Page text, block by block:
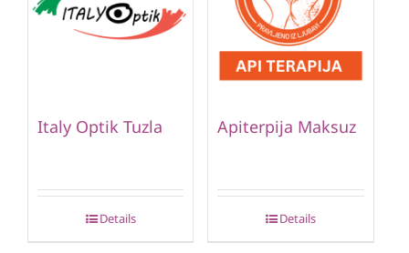
Italy Optik Tuzla
Details
Apiterpija Maksuz
Details